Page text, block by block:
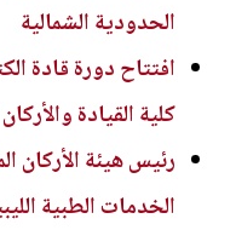
الحدودية الشمالية
افتتاح دورة قادة
كلية القيادة
رئيس هيئة الأركان
الخدمات الطبية